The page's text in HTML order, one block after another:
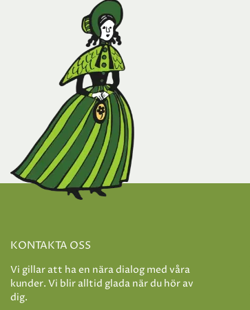
KONTAKTA OSS
Vi gillar att ha en nära dialog med våra
kunder. Vi blir alltid glada när du hör av
dig.